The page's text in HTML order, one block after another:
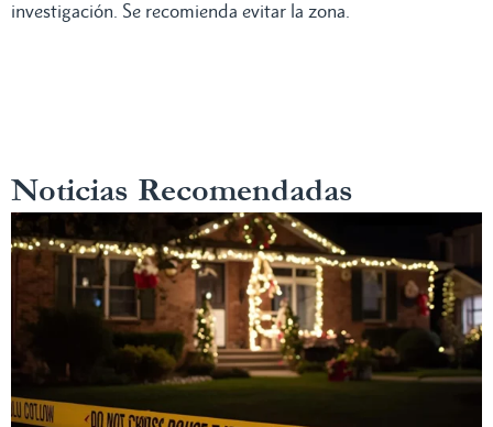
investigación. Se recomienda evitar la zona.
Noticias Recomendadas